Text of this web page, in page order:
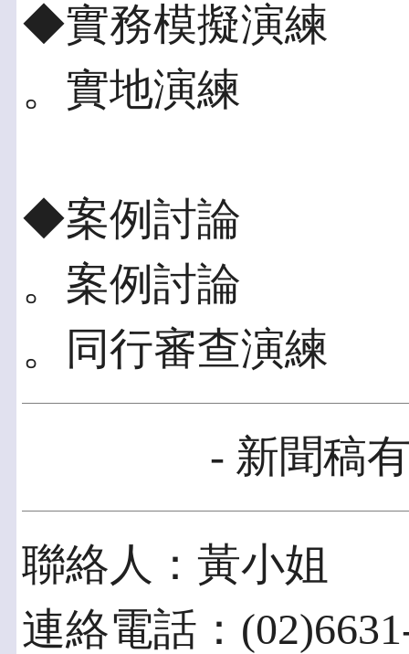
◆實務模擬演練
。實地演練
◆案例討論
。案例討論
。同行審查演練
- 新聞稿
聯絡人：黃小姐
連絡電話：